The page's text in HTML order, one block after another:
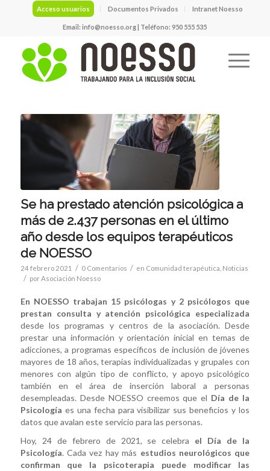
Acceso usuarios Documentos Privados Intranet Noesso
Email:info@noesso.org| Teléfono: 950 555 535
Se ha prestado atención psicológica a
más de 2.437 personas en el último
año desde los equipos terapéuticos
de NOESSO
24 febrero 2021 / 0 Comentarios / en Comunidad terapéutica Noticias
/ porAsociación Noesso
En NOESSO trabajan 15 psicólogas y 2 psicólogos que
prestan consulta y atención psicológica especializada
desde los programas y centros de la asociación. Desde
prestar una información y orientación inicial en temas de
adicciones, a programas específicos de inclusión de jóvenes
mayores de 18 años, terapias individualizadas y grupales con
menores con algún tipo de conflicto, y apoyo psicológico
también en el área de inserción laboral a personas
desempleadas. Desde NOESSO creemos que el Día de la
Psicología es una fecha para visibilizar sus beneficios y los
datos que avalan este servicio para las personas.
Hoy, 24 de febrero de 2021, se celebra el Día de la
Psicología. Cada vez hay más estudios neurológicos que
confirman que la psicoterapia puede modificar las